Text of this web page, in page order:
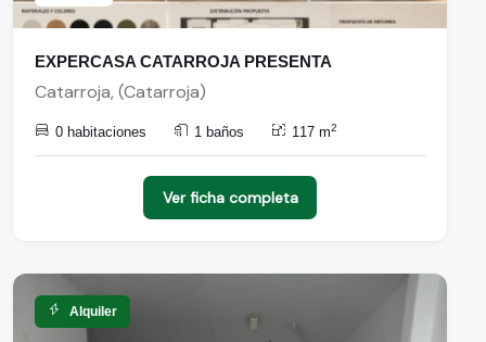
EXPERCASA CATARROJA PRESENTA
Catarroja, (Catarroja)
0 habitaciones 1 baños 117 m2
Ver ficha completa
Alquiler